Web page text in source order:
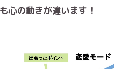
心の動きが違います！